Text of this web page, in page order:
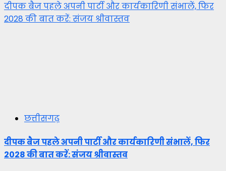
दीपक बैज पहले अपनी पार्टी और कार्यकारिणी संभालें, फिर
2028 की बात करें: संजय श्रीवास्तव
छत्तीसगढ़
दीपक बैज पहले अपनी पार्टी और कार्यकारिणी संभालें, फिर
2028 की बात करें: संजय श्रीवास्तव